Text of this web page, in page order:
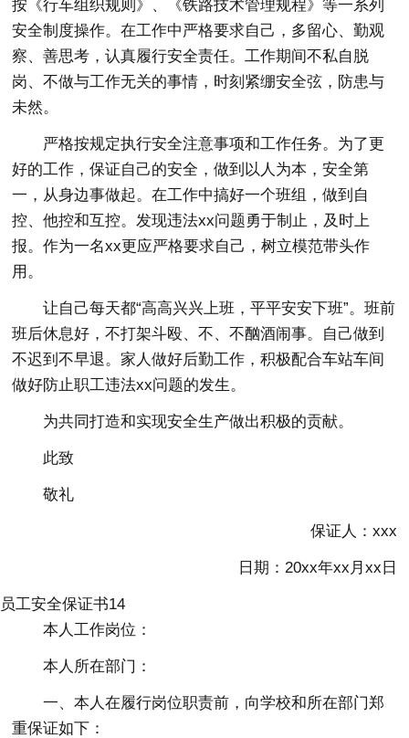
按《行车组织规则》、《铁路技术管理规程》等一系列
安全制度操作。在工作中严格要求自己，多留心、勤观
察、善思考，认真履行安全责任。工作期间不私自脱
岗、不做与工作无关的事情，时刻紧绷安全弦，防患与
未然。
严格按规定执行安全注意事项和工作任务。为了更
好的工作，保证自己的安全，做到以人为本，安全第
一，从身边事做起。在工作中搞好一个班组，做到自
控、他控和互控。发现违法xx问题勇于制止，及时上
报。作为一名xx更应严格要求自己，树立模范带头作
用。
让自己每天都“高高兴兴上班，平平安安下班”。班前
班后休息好，不打架斗殴、不、不酗酒闹事。自己做到
不迟到不早退。家人做好后勤工作，积极配合车站车间
做好防止职工违法xx问题的发生。
为共同打造和实现安全生产做出积极的贡献。
此致
敬礼
保证人：xxx
日期：20xx年xx月xx日
员工安全保证书14
本人工作岗位：
本人所在部门：
一、本人在履行岗位职责前，向学校和所在部门郑
重保证如下：